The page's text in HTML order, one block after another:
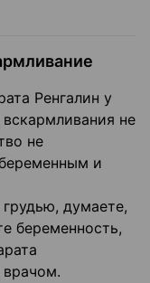
Ренгалин у
не
не
и
думаете,
беременность,